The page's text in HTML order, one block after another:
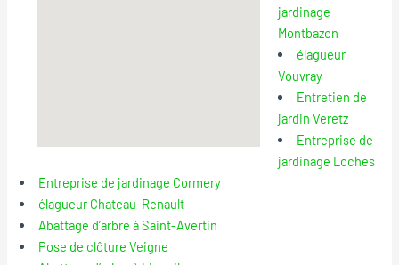
jardinage
Montbazon
élagueur
Vouvray
Entretien de
jardin Veretz
Entreprise de
jardinage Loches
Entreprise de jardinage Cormery
élagueur Chateau-Renault
Abattage d’arbre à Saint-Avertin
Pose de clôture Veigne